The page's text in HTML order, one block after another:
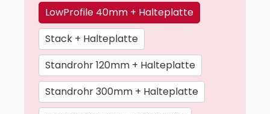
LowProfile 40mm + Halteplatte
Stack + Halteplatte
Standrohr 120mm + Halteplatte
Standrohr 300mm + Halteplatte